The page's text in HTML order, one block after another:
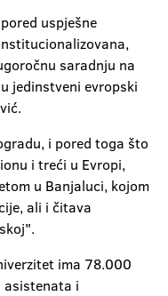
uspješne
saradnju na
jedinstveni evropski
i pored toga što
i treći u Evropi,
u Banjaluci, kojom
ali i čitava
ima 78.000
asistenata i